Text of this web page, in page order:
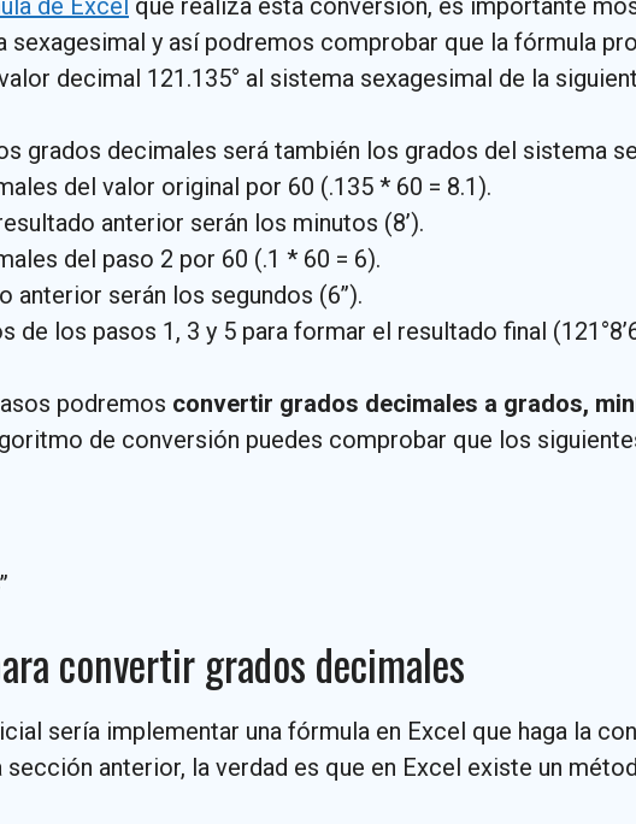
de Excel que realiza esta conversión, es importante
sexagesimal y así podremos comprobar que la fórmula
decimal 121.135° al sistema sexagesimal de la
grados decimales será también los grados del sistema
del valor original por 60 (.135 * 60 = 8.1).
anterior serán los minutos (8’).
del paso 2 por 60 (.1 * 60 = 6).
anterior serán los segundos (6’’).
de los pasos 1, 3 y 5 para formar el resultado final
podremos convertir grados decimales a grados,
de conversión puedes comprobar que los
convertir grados decimales
sería implementar una fórmula en Excel que haga la
anterior, la verdad es que en Excel existe un